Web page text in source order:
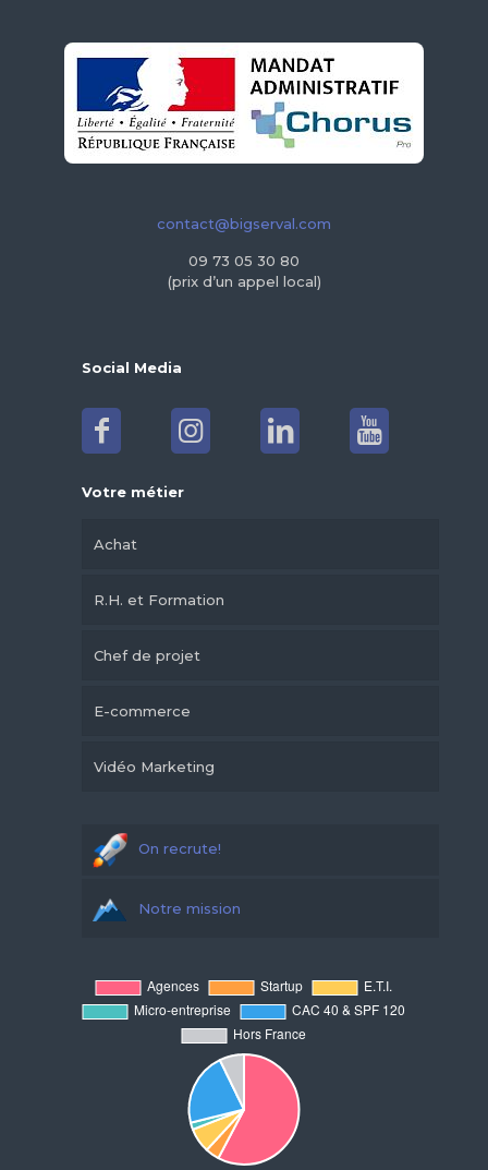
contact@bigserval.com
09 73 05 30 80
(prix d’un appel local)
Social Media
Votre métier
Achat
R.H. et Formation
Chef de projet
E-commerce
Vidéo Marketing
On recrute!
Notre mission